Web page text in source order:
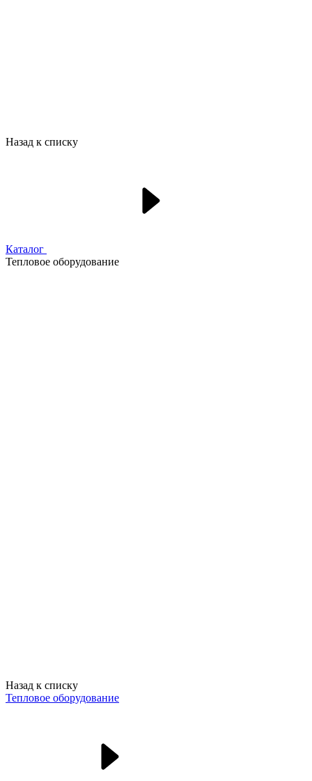
Назад к списку
Каталог
Тепловое оборудование
Назад к списку
Тепловое оборудование